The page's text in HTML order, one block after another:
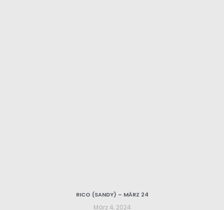
RICO (SANDY) – MÄRZ 24
März 4, 2024